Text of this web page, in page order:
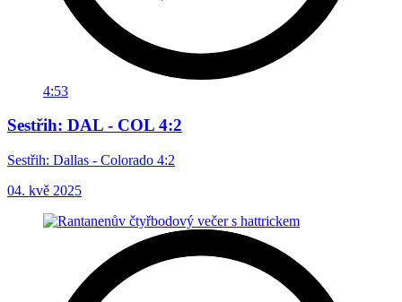
4:53
Sestřih: DAL - COL 4:2
Sestřih: Dallas - Colorado 4:2
04. kvě 2025